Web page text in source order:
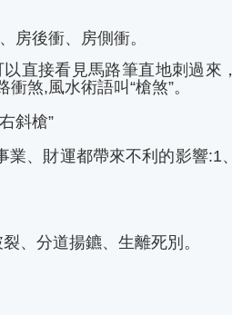
房後衝、房側衝。
直接看見馬路筆直地刺過來，
煞,風水術語叫“槍煞”。
斜槍”
、財運都帶來不利的影響:1、
、分道揚鑣、生離死別。